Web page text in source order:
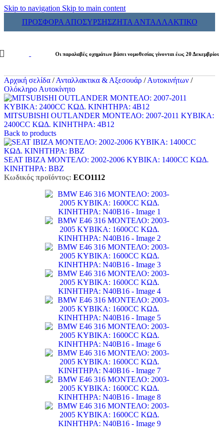
Skip to navigation Skip to main content
ΠΡΟΣΦΟΡΑ ΑΠΟΣΥΡΣΗΣΖΗΤΑ ΑΝΤΑΛΛΑΚΤΙΚΟ
Οι παραλαβές οχημάτων βάσει νομοθεσίας γίνονται έως 20
Αρχική σελίδα / Ανταλλακτικα & Αξεσουάρ / Αυτοκινήτων /
Ολόκληρο Αυτοκίνητο
MITSUBISHI OUTLANDER ΜΟΝΤΕΛΟ: 2007-2011 ΚΥΒΙΚΑ:
2400CC ΚΩΔ. ΚΙΝΗΤΗΡΑ: 4B12
Back to products
SEAT IBIZA ΜΟΝΤΕΛΟ: 2002-2006 ΚΥΒΙΚΑ: 1400CC ΚΩΔ.
ΚΙΝΗΤΗΡΑ: BBZ
Κωδικός προϊόντος: ECO1112